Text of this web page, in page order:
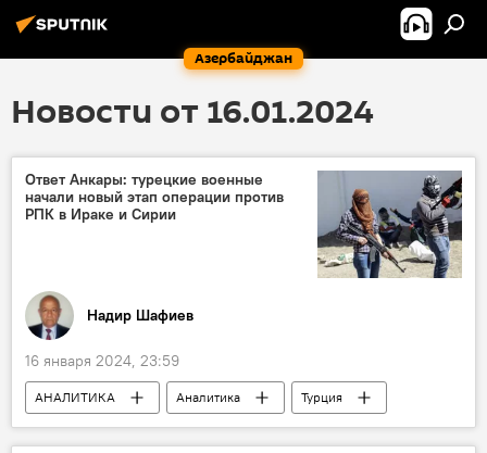
Азербайджан
Новости от 16.01.2024
Ответ Анкары: турецкие военные
начали новый этап операции против
РПК в Ираке и Сирии
Надир Шафиев
16 января 2024, 23:59
АНАЛИТИКА Аналитика
Турция
Политика
РПК